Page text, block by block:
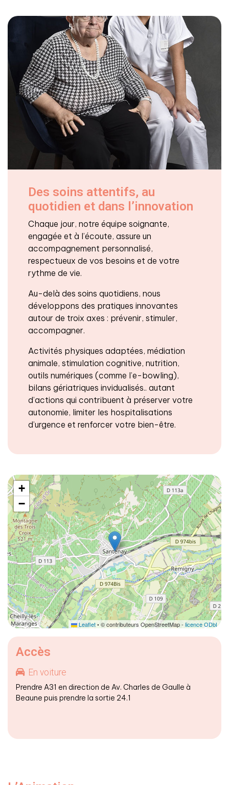
Des soins attentifs, au
quotidien et dans l’innovation
Chaque jour, notre équipe soignante,
engagée et à l’écoute, assure un
accompagnement personnalisé,
respectueux de vos besoins et de votre
rythme de vie.
Au-delà des soins quotidiens, nous
développons des pratiques innovantes
autour de troix axes : prévenir, stimuler,
accompagner.
Activités physiques adaptées, médiation
animale, stimulation cognitive, nutrition,
outils numériques (comme l’e-bowling),
bilans gériatriques invidualisés.. autant
d’actions qui contribuent à préserver votre
autonomie, limiter les hospitalisations
d’urgence et renforcer votre bien-être.
+
−
Leaflet• © contributeurs OpenStreetMap -licence ODbL
Accès
En voiture
Prendre A31 en direction de Av. Charles de Gaulle à
Beaune puis prendre la sortie 24.1